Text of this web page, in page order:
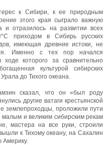
к Сибири, к ее природным
этого края сыграло важную
и отразилось на развитии всех
приходом в Сибирь русских
имеющая древние истоки, не
Именно с тех пор начался
которого за сравнительно
культурой сибирских
до Тихого океана.
сказал, что он «был роду
другие ватаги крестьянской
землепроходцы, проложили пути
малым и великим сибирским рекам
мастера на все руки, строили
к Тихому океану, на Сахалин
Америку.